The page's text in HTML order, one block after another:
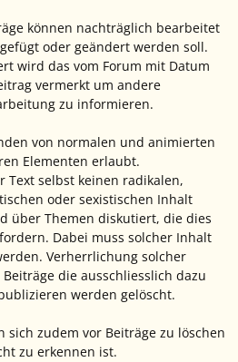
können nachträglich bearbeitet
oder geändert werden soll.
wird das vom Forum mit Datum
vermerkt um andere
zu informieren.
von normalen und animierten
Elementen erlaubt.
Text selbst keinen radikalen,
oder sexistischen Inhalt
über Themen diskutiert, die dies
Dabei muss solcher Inhalt
Verherrlichung solcher
die ausschliesslich dazu
werden gelöscht.
sich zudem vor Beiträge zu löschen
zu erkennen ist.